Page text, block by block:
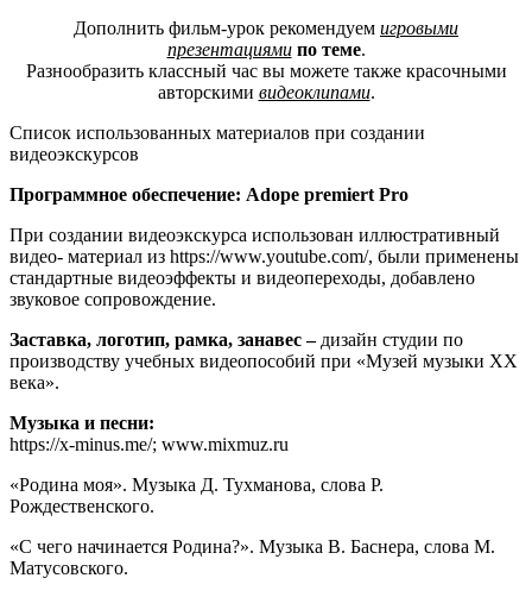
Дополнить фильм-урок рекомендуем игровыми
презентациями по теме.
Разнообразить классный час вы можете также красочными
авторскими видеоклипами.
Список использованных материалов при создании
видеоэкскурсов
Программное обеспечение: Adope premiert Pro
При создании видеоэкскурса использован иллюстративный
видео- материал из https://www.youtube.com/, были применены
стандартные видеоэффекты и видеопереходы, добавлено
звуковое сопровождение.
Заставка, логотип, рамка, занавес – дизайн студии по
производству учебных видеопособий при «Музей музыки ХХ
века».
Музыка и песни:
https://x-minus.me/; www.mixmuz.ru
«Родина моя». Музыка Д. Тухманова, слова Р.
Рождественского.
«С чего начинается Родина?». Музыка В. Баснера, слова М.
Матусовского.